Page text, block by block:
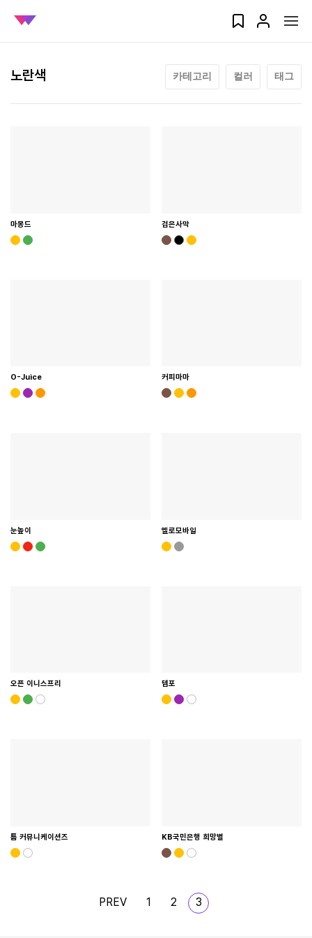
노란색 카테고리 컬러 태그
마몽드 검은사막
O-Juice 커피마마
눈높이 옐로모바일
오픈 이니스프리 템포
틈 커뮤니케이션즈 KB국민은행 희망별
PREV 1 2 3